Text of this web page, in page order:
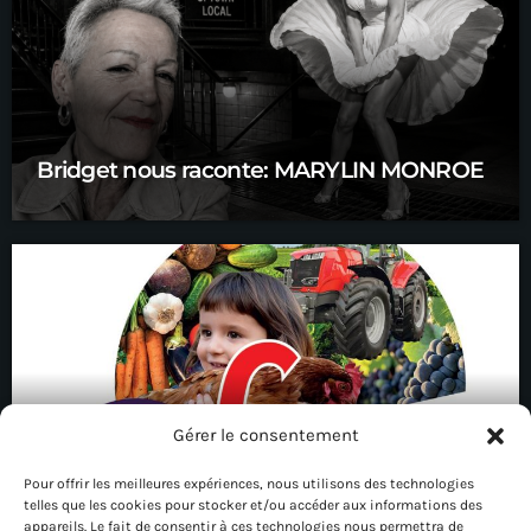
Gérer le consentement
Pour offrir les meilleures expériences, nous utilisons des technologies
telles que les cookies pour stocker et/ou accéder aux informations des
appareils. Le fait de consentir à ces technologies nous permettra de
Bridget nous raconte: MARYLIN MONROE
Edition 80 : la foire de Châlons